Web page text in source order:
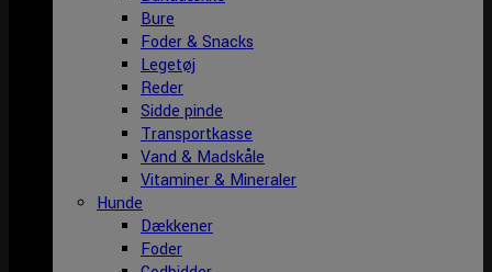
Bure
Foder & Snacks
Legetøj
Reder
Sidde pinde
Transportkasse
Vand & Madskåle
Vitaminer & Mineraler
Hunde
Dækkener
Foder